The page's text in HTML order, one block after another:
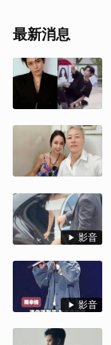
最新消息
影音
影音